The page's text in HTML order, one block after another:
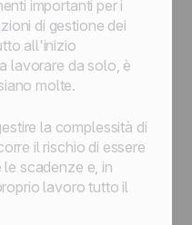
importanti per i
di gestione dei
all'inizio
lavorare da solo, è
molte.
la complessità di
il rischio di essere
scadenze e, in
lavoro tutto il